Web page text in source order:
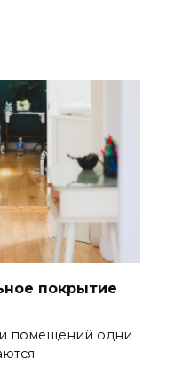
покрытие
помещений одни